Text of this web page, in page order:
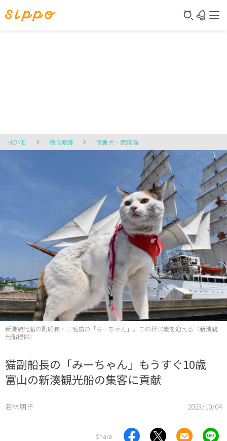
HOME 動物愛護 保護犬・保護猫
新湊観光船の副船長・三毛猫の「みーちゃん」。この秋10歳を迎える（新湊観
光船提供）
猫副船長の「みーちゃん」もうすぐ10歳
富山の新湊観光船の集客に貢献
若林朋子 2023/10/04
Share